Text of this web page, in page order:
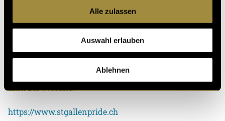
Alle zulassen
Auswahl erlauben
Ablehnen
Überarbeitung nicht mehr viel getan. Das lag
ausserdem auch daran, dass der Verein zuerst
wachsen und die Organisationsstruktur festlegen
musste. In der Zukunft wir die Website sicherlich
geupgradet und ich freue mich bereits auf diesen
Link zur Website:
https://www.stgallenpride.ch